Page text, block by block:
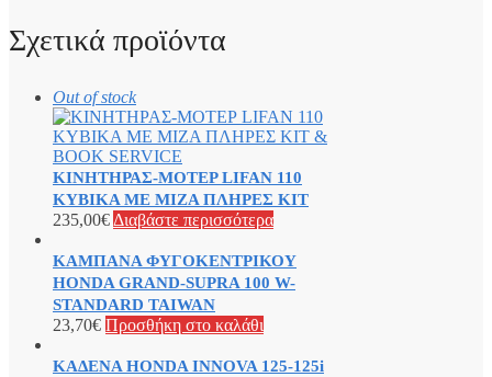
Σχετικά προϊόντα
Out of stock
ΚΙΝΗΤΗΡΑΣ-ΜΟΤΕΡ LIFAN 110
ΚΥΒΙΚΑ ΜΕ ΜΙΖΑ ΠΛΗΡΕΣ ΚΙΤ
235,00€ Διαβάστε περισσότερα
ΚΑΜΠΑΝΑ ΦΥΓΟΚΕΝΤΡΙΚΟΥ
HONDA GRAND-SUPRA 100 W-
STANDARD TAIWAN
23,70€ Προσθήκη στο καλάθι
ΚΑΔΕΝΑ HONDA INNOVA 125-125i